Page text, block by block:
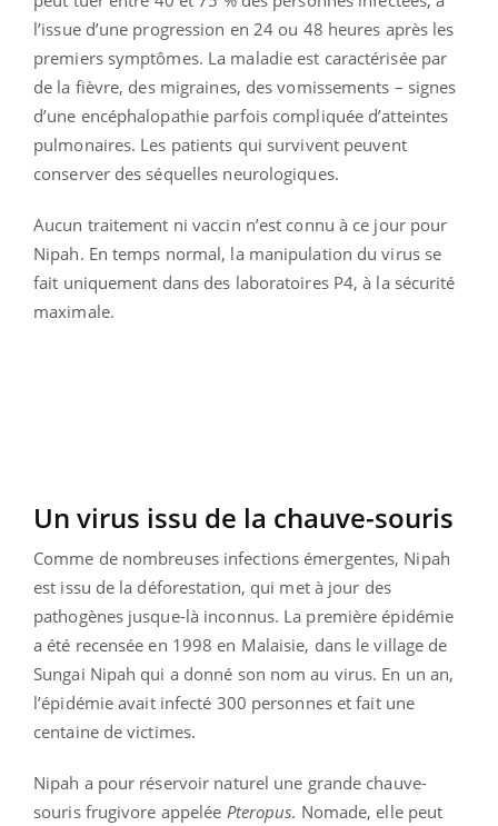
l’issue d’une progression en 24 ou 48 heures après les
premiers symptômes. La maladie est caractérisée par
de la fièvre, des migraines, des vomissements – signes
d’une encéphalopathie parfois compliquée d’atteintes
pulmonaires. Les patients qui survivent peuvent
conserver des séquelles neurologiques.
Aucun traitement ni vaccin n’est connu à ce jour pour
Nipah. En temps normal, la manipulation du virus se
fait uniquement dans des laboratoires P4, à la sécurité
maximale.
Un virus issu de la chauve-souris
Comme de nombreuses infections émergentes, Nipah
est issu de la déforestation, qui met à jour des
pathogènes jusque-là inconnus. La première épidémie
a été recensée en 1998 en Malaisie, dans le village de
Sungai Nipah qui a donné son nom au virus. En un an,
l’épidémie avait infecté 300 personnes et fait une
centaine de victimes.
Nipah a pour réservoir naturel une grande chauve-
souris frugivore appelée Pteropus. Nomade, elle peut